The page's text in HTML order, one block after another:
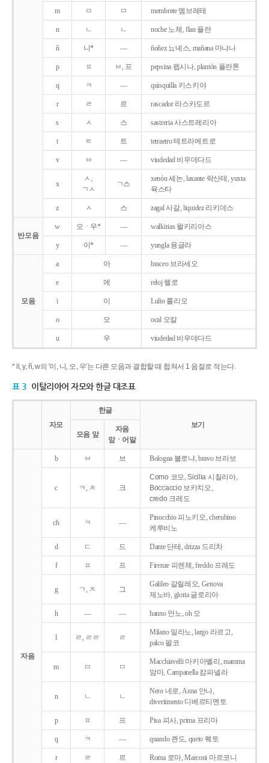
m ㅁ ㅁ membrete 멤브레테
n ㄴ ㄴ noche 노체, flan 플란
ñ 니* ― ñoñez 뇨녜스, mañana 마냐나
p ㅍ ㅂ, 프 pepsina 펩시나, plantón 플란톤
q ㅋ ― quisquilla 키스키야
r ㄹ 르 rascador 라스카도르
s ㅅ 스 sastreria 사스트레리아
t ㅌ 트 tetraetro 테트라에트로
v ㅂ ― viudedad 비우데다드
x
ㅅ,
ㄱㅅ
ㄱ스
xenón 세논, laxante 락산테, yuxta
육스타
z ㅅ 스 zagal 사갈, liquidez 리키데스
반모음
w 오ㆍ우* ― walkirias 왈키리아스
y 이* ― yungla 융글라
모음
a 아 braceo 브라세오
e 에 reloj 렐로
i 이 Lulio 룰리오
o 오 ocal 오칼
u 우 viudedad 비우데다드
* ll, y, ñ, w의 '이, 니, 오, 우'는 다른 모음과 결합할 때 합쳐서 1 음절로 적는다.
표 3 이탈리아어 자모와 한글 대조표
자모
한글
보기
모음 앞
자음
앞ㆍ어말
자음
b ㅂ 브 Bologna 볼로냐, bravo 브라보
c ㅋ, ㅊ 크
Como 코모, Sicilia 시칠리아,
Boccaccio 보카치오,
credo 크레도
ch ㅋ ―
Pinocchio 피노키오, cherubino
케루비노
d ㄷ 드 Dante 단테, drizza 드리차
f ㅍ 프 Firenze 피렌체, freddo 프레도
g ㄱ, ㅈ 그
Galileo 갈릴레오, Genova
제노바, gloria 글로리아
h ― ― hanno 안노, oh 오
l ㄹ, ㄹㄹ ㄹ
Milano 밀라노, largo 라르고,
palco 팔코
m ㅁ ㅁ
Macchiavelli 마키아벨리, mamma
맘마, Campanella 캄파넬라
n ㄴ ㄴ
Nero 네로, Anna 안나,
divertimento 디베르티멘토
p ㅍ 프 Pisa 피사, prima 프리마
q ㅋ ― quando 콴도, queto 퀘토
r ㄹ 르 Roma 로마, Marconi 마르코니